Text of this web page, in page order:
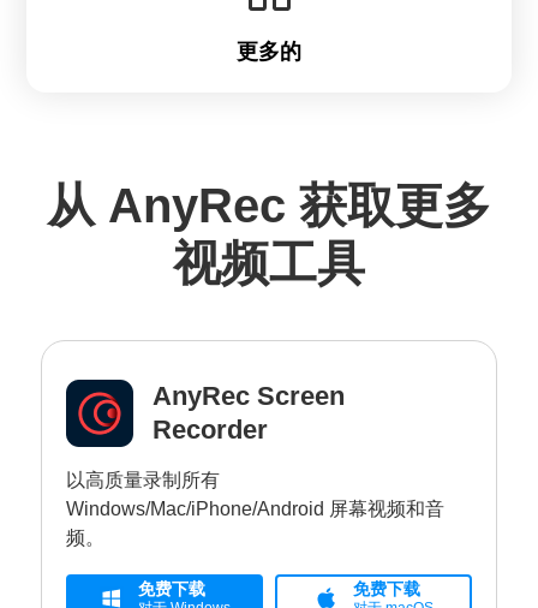
更多的
从 AnyRec 获取更多
视频工具
AnyRec Screen
Recorder
以高质量录制所有
Windows/Mac/iPhone/Android 屏幕视频和音
频。
免费下载 免费下载